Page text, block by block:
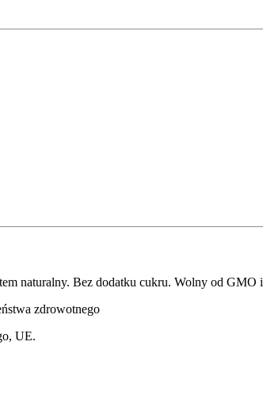
naturalny. Bez dodatku cukru. Wolny od GMO i
zdrowotnego
UE.